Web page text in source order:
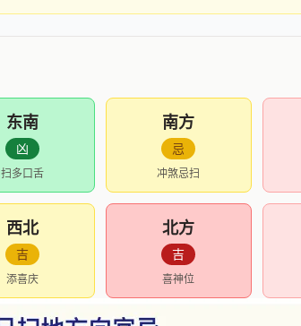
东南
凶
扫多口舌
南方
忌
冲煞忌扫
西北
吉
添喜庆
北方
吉
喜神位